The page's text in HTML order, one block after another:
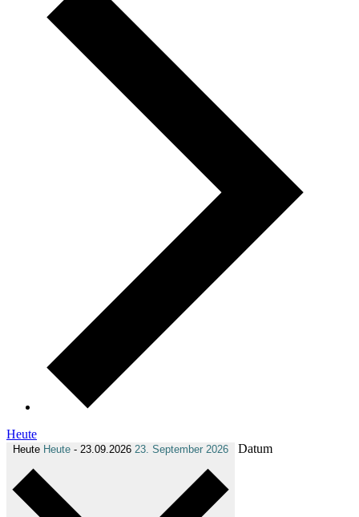
Heute
Heute Heute - 23.09.2026 23. September 2026 Datum